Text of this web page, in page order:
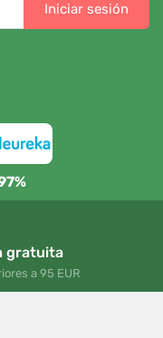
Iniciar sesión
gratuita
a 95 EUR
en cualquier momento